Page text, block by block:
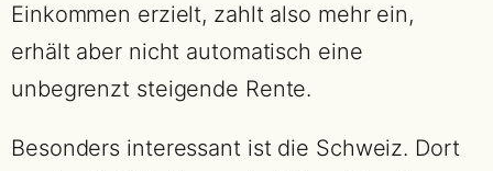
Einkommen erzielt, zahlt also mehr ein,
erhält aber nicht automatisch eine
unbegrenzt steigende Rente.
Besonders interessant ist die Schweiz. Dort